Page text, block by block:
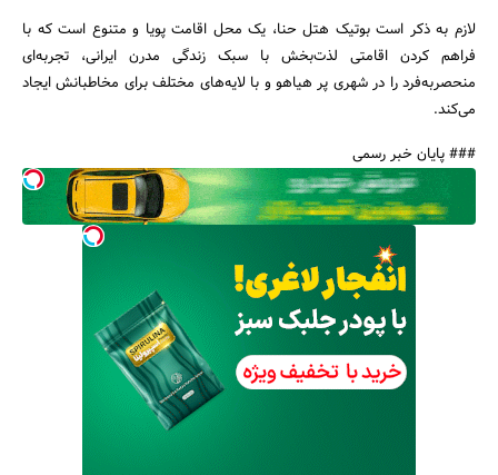
لازم به ذکر است بوتیک هتل حنا، یک محل اقامت پویا و متنوع است که با
فراهم کردن اقامتی لذت‌بخش با سبک زندگی مدرن ایرانی، تجربه‌ای
منحصربه‌فرد را در شهری پر هیاهو و با لایه‌های مختلف برای مخاطبانش ایجاد
می‌کند.
### پایان خبر رسمی